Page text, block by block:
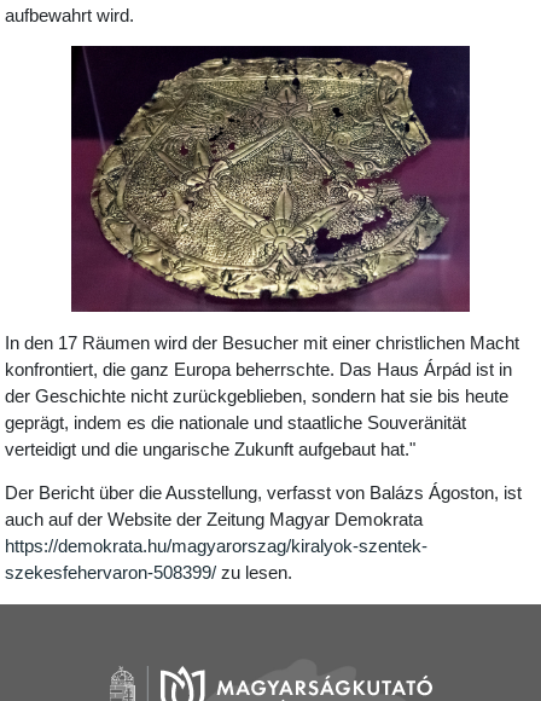
aufbewahrt wird.
In den 17 Räumen wird der Besucher mit einer christlichen Macht
konfrontiert, die ganz Europa beherrschte. Das Haus Árpád ist in
der Geschichte nicht zurückgeblieben, sondern hat sie bis heute
geprägt, indem es die nationale und staatliche Souveränität
verteidigt und die ungarische Zukunft aufgebaut hat."
Der Bericht über die Ausstellung, verfasst von Balázs Ágoston, ist
auch auf der Website der Zeitung Magyar Demokrata
https://demokrata.hu/magyarorszag/kiralyok-szentek-
szekesfehervaron-508399/ zu lesen.